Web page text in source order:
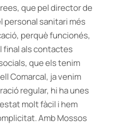
que pel director de
personal sanitari més
perquè funcionés,
final als contactes
que els tenim
Comarcal, ja venim
regular, hi ha unes
molt fàcil i hem
Amb Mossos